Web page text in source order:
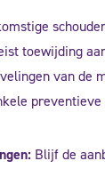
toewijding
van de
Blijf de